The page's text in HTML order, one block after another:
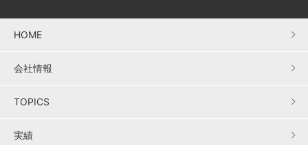
HOME
会社情報
TOPICS
実績